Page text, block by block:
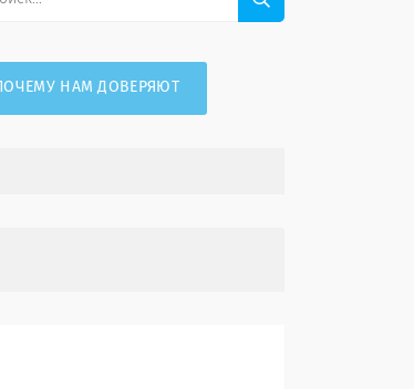
ПОЧЕМУ НАМ ДОВЕРЯЮТ